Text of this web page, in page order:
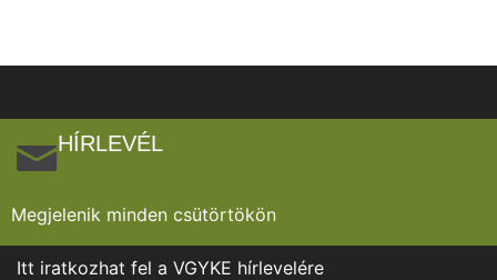
HÍRLEVÉL
Megjelenik minden csütörtökön
Itt iratkozhat fel a VGYKE hírlevelére